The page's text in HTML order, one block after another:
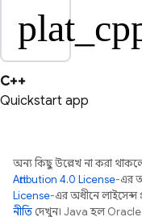
C++
Quickstart app
অন্য কিছু উল্লেখ না করা
Attribution 4.0 License-এর
License-এর অধীনে লাইসেন্স
নীতি দেখুন। Java হল Oracle